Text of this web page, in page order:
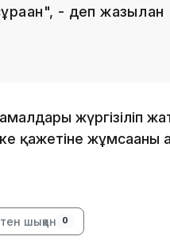
- деп жазылған
жүргізіліп
қажетіне жұмсағаны
шыққан 0